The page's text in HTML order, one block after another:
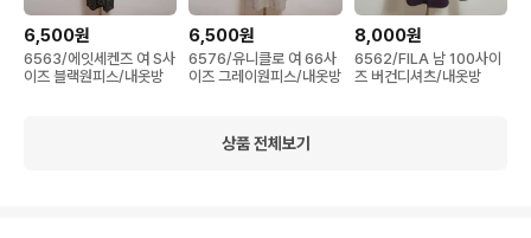
6,500원
6563/에잇세켄즈 여 S사
이즈 블랙원피스/내옷방
6,500원
6576/유니클로 여 66사
이즈 그레이원피스/내옷방
8,000원
6562/FILA 남 100사이
즈 버건디셔츠/내옷방
상품 전체보기